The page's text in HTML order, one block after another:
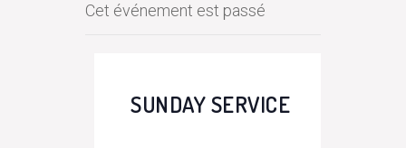
Cet événement est passé
SUNDAY SERVICE